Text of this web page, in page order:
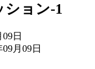
ション-1
日
月09日